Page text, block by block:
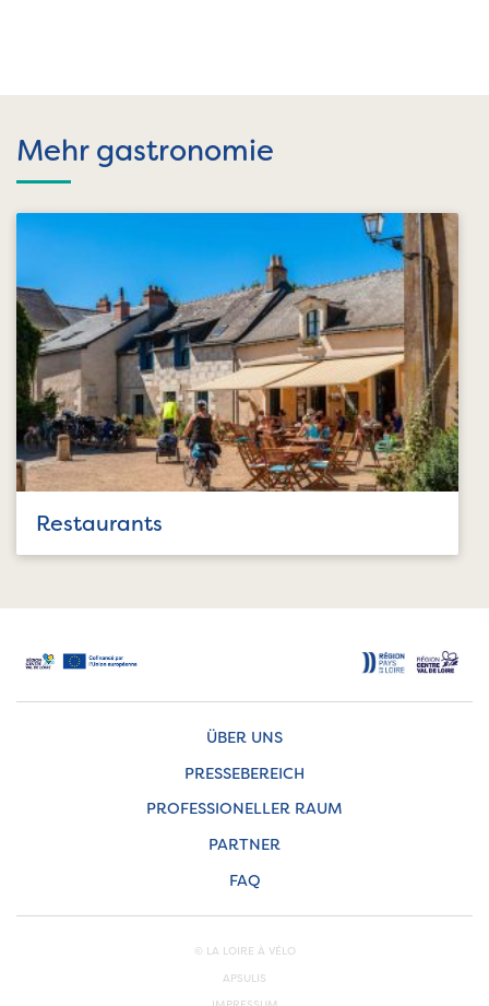
Mehr gastronomie
Restaurants
ÜBER UNS
PRESSEBEREICH
PROFESSIONELLER RAUM
PARTNER
FAQ
© LA LOIRE À VÉLO
APSULIS